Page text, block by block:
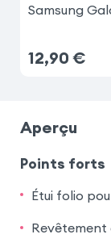
Samsung
12,90 €
Aperçu
Points forts
Étui folio
Revêtement